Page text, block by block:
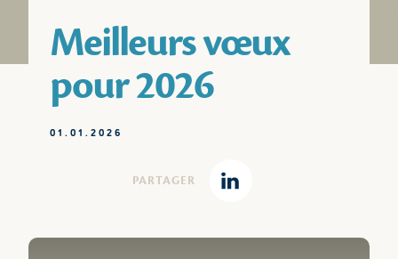
Meilleurs vœux
pour 2026
01.01.2026
PARTAGER
Linkedin